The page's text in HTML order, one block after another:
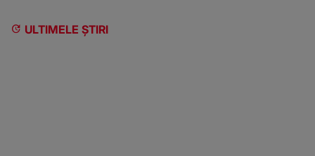
ULTIMELE ȘTIRI